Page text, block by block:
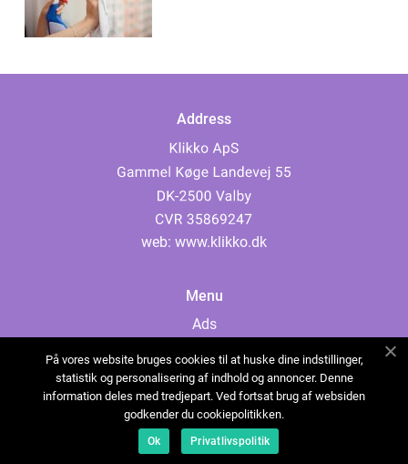
Address
web: www.klikko.dk
Menu
Ads
Cookies
Contact
Sitemap
På vores website bruges cookies til at huske dine indstillinger,
statistik og personalisering af indhold og annoncer. Denne
information deles med tredjepart. Ved fortsat brug af websiden
godkender du cookiepolitikken.
Ok Privatlivspolitik